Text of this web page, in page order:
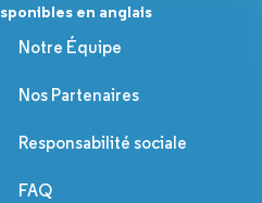
en anglais
Notre Équipe
Nos Partenaires
Responsabilité sociale
FAQ